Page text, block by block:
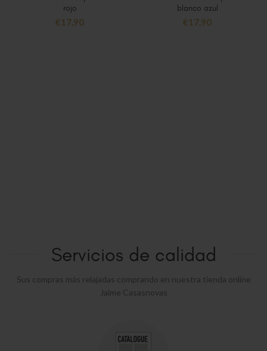
rojo
€17,90
blanco azul
€17,90
Servicios de calidad
Sus compras más relajadas comprando en nuestra tienda online
Jaime Casasnovas